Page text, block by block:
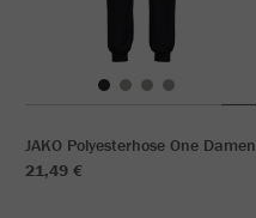
JAKO Polyesterhose One Damen
21,49 €